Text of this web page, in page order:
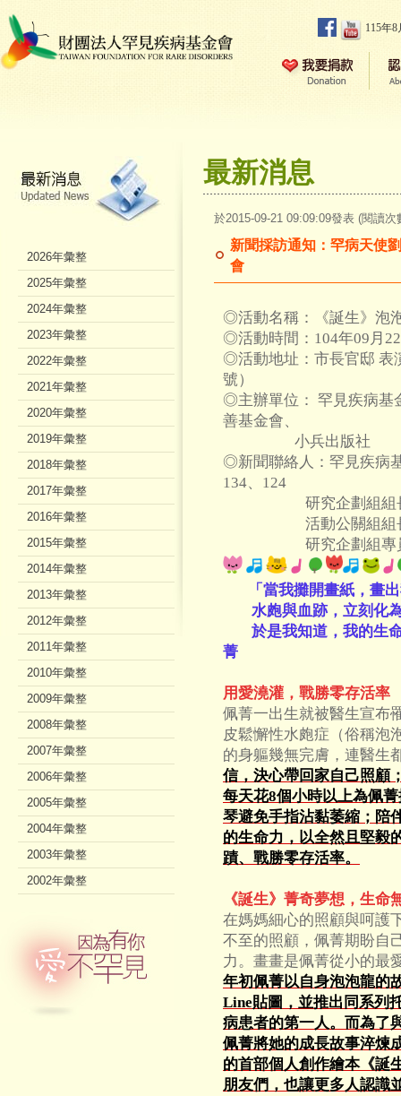
115年
最新消息
於2015-09-21 09:09:09發表 (閱讀次
新聞採訪通知：罕病天使
會
◎活動名稱：《誕生》泡
◎活動時間：104年09月
◎活動地址：市長官邸 表
號）
◎主辦單位： 罕見疾病基
善基金會、
小兵出版社
◎新聞聯絡人：罕見疾病
134、124
研究企劃組組長 洪
活動公關組組長 葉
研究企劃組專員 伍
「當我攤開畫紙，畫出
水皰與血跡，立刻化為
於是我知道，我的生
菁
用愛澆灌，戰勝零存活率
佩菁一出生就被醫生宣布
皮鬆懈性水皰症（俗稱泡
的身軀幾無完膚，連醫生
信，決心帶回家自己照顧
每天花8個小時以上為佩
琴避免手指沾黏萎縮；陪
的生命力，以全然且堅毅
蹟、戰勝零存活率。
《誕生》菁奇夢想，生命
在媽媽細心的照顧與呵護
不至的照顧，佩菁期盼自
力。畫畫是佩菁從小的最
年初佩菁以自身泡泡龍的
Line貼圖，並推出同系列
病患者的第一人。而為了
佩菁將她的成長故事淬煉
的首部個人創作繪本《誕
朋友們，也讓更多人認識
2026年彙整
2025年彙整
2024年彙整
2023年彙整
2022年彙整
2021年彙整
2020年彙整
2019年彙整
2018年彙整
2017年彙整
2016年彙整
2015年彙整
2014年彙整
2013年彙整
2012年彙整
2011年彙整
2010年彙整
2009年彙整
2008年彙整
2007年彙整
2006年彙整
2005年彙整
2004年彙整
2003年彙整
2002年彙整